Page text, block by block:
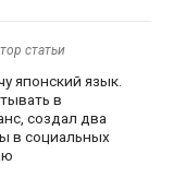
статьи
японский язык.
в
создал два
в социальных